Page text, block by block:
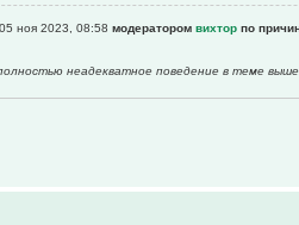
05 ноя 2023, 08:58 модераторомвихтор по
неадекватное поведение в теме выше.